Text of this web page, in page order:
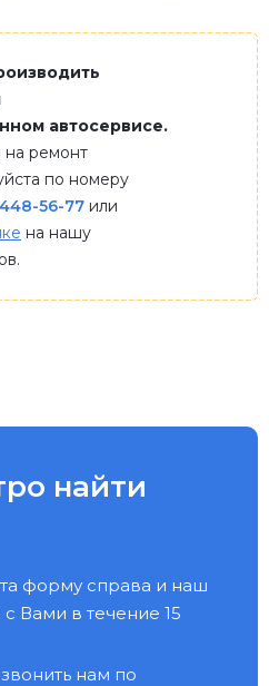
автосервисе.
на ремонт
по номеру
56-77 или
на нашу
найти
форму справа и наш
Вами в течение 15
нам по